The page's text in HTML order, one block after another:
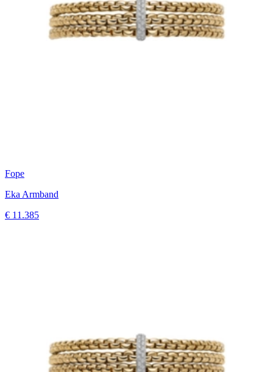
Fope
Eka Armband
€ 11.385